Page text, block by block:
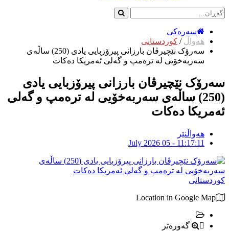
سەرەکی
هەواڵ / کوردستانی
سەرۆک نێچیرڤان بارزانی پیرۆزبایی یادی (250) ساڵەی
سەربەخۆیی لە ترەمپ و گەلی ئەمریکا دەکات
سەرۆک نێچیرڤان بارزانی پیرۆزبایی یادی
(250) ساڵەی سەربەخۆیی لە ترەمپ و گەلی
ئەمریکا دەکات
هەواڵنێر
July 2026 05 - 11:17:11
کوردستانی
Location in Google Map
گەورەتر